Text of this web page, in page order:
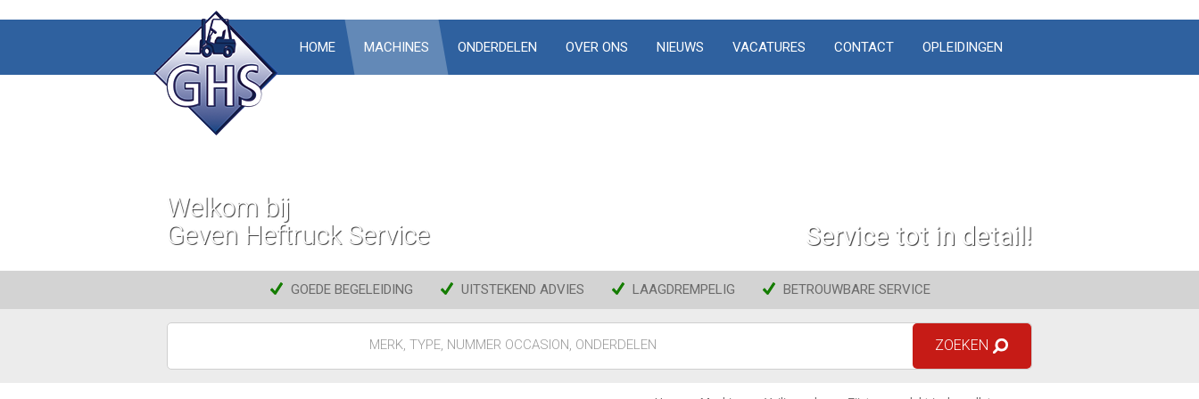
HOME MACHINES ONDERDELEN OVER ONS NIEUWS VACATURES CONTACT OPLEIDINGEN
Welkom bij
Geven Heftruck Service
Service tot in detail!
GOEDE BEGELEIDING UITSTEKEND ADVIES LAAGDREMPELIG BETROUWBARE SERVICE
ZOEKEN